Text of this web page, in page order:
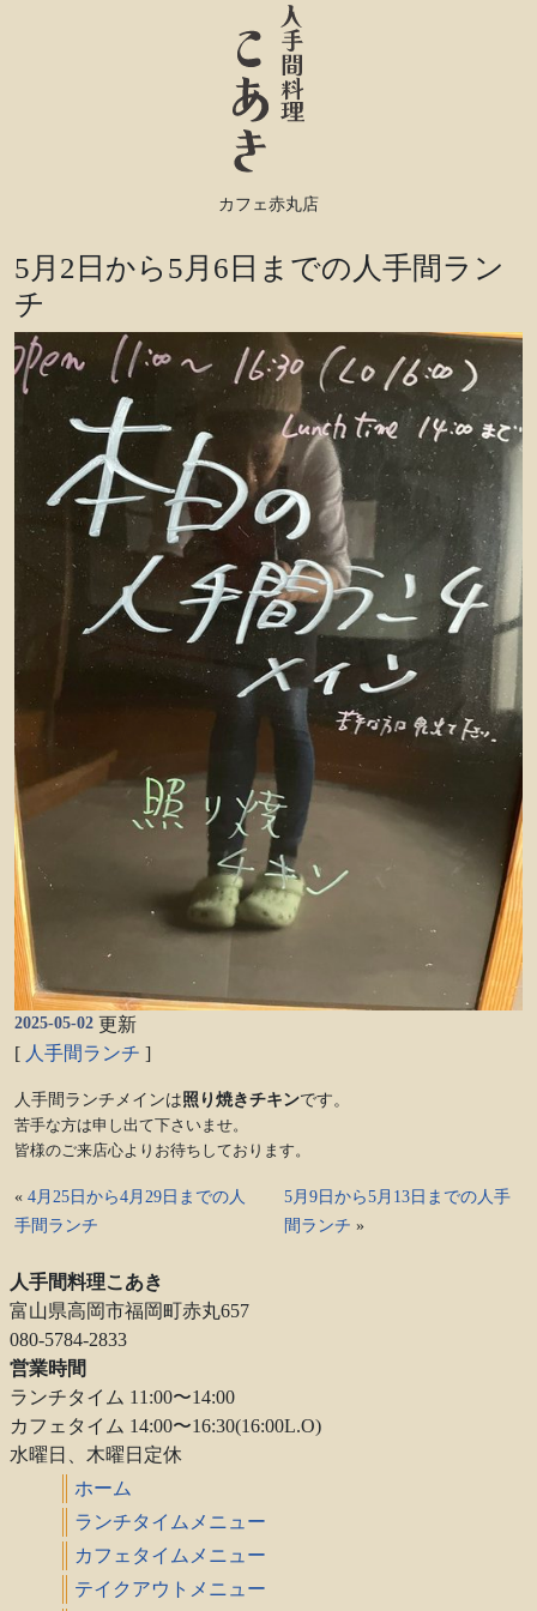
カフェ赤丸店
5月2日から5月6日までの人手間ラン
チ
2025-05-02 更新
[ 人手間ランチ ]
人手間ランチメインは照り焼きチキンです。
苦手な方は申し出て下さいませ。
皆様のご来店心よりお待ちしております。
« 4月25日から4月29日までの人
手間ランチ
5月9日から5月13日までの人手
間ランチ »
人手間料理こあき
富山県高岡市福岡町赤丸657
080-5784-2833
営業時間
ランチタイム 11:00〜14:00
カフェタイム 14:00〜16:30(16:00L.O)
水曜日、木曜日定休
ホーム
ランチタイムメニュー
カフェタイムメニュー
テイクアウトメニュー